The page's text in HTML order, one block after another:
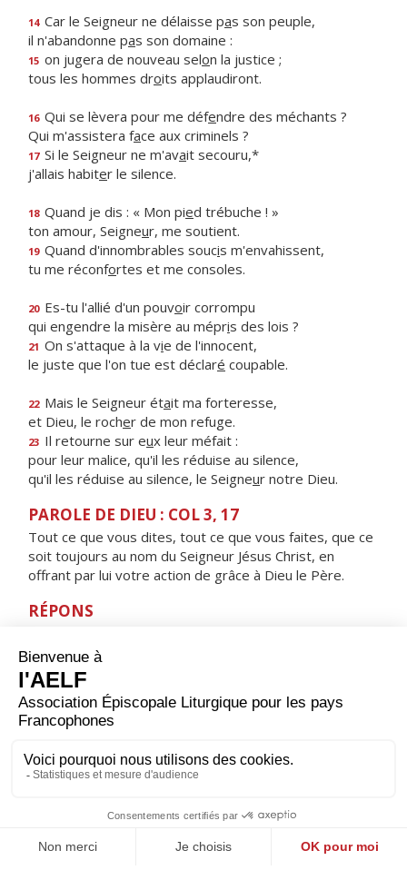
14 Car le Seigneur ne délaisse pas son peuple,
il n'abandonne pas son domaine :
15 on jugera de nouveau selon la justice ;
tous les hommes droits applaudiront.
16 Qui se lèvera pour me défendre des méchants ?
Qui m'assistera face aux criminels ?
17 Si le Seigneur ne m'avait secouru,*
j'allais habiter le silence.
18 Quand je dis : « Mon pied trébuche ! »
ton amour, Seigneur, me soutient.
19 Quand d'innombrables soucis m'envahissent,
tu me réconfortes et me consoles.
20 Es-tu l'allié d'un pouvoir corrompu
qui engendre la misère au mépris des lois ?
21 On s'attaque à la vie de l'innocent,
le juste que l'on tue est déclaré coupable.
22 Mais le Seigneur était ma forteresse,
et Dieu, le rocher de mon refuge.
23 Il retourne sur eux leur méfait :
pour leur malice, qu'il les réduise au silence,
qu'il les réduise au silence, le Seigneur notre Dieu.
PAROLE DE DIEU : COL 3, 17
Tout ce que vous dites, tout ce que vous faites, que ce
soit toujours au nom du Seigneur Jésus Christ, en
offrant par lui votre action de grâce à Dieu le Père.
RÉPONS
j'invoquerai le nom du Seigneur.
ORAISON
Père, au milieu du jour, tu nous donnes un temps de
repos pour refaire nos corps et nos esprits, accorde-
profit pour ton service et celui de nos frères. Par Jésus,